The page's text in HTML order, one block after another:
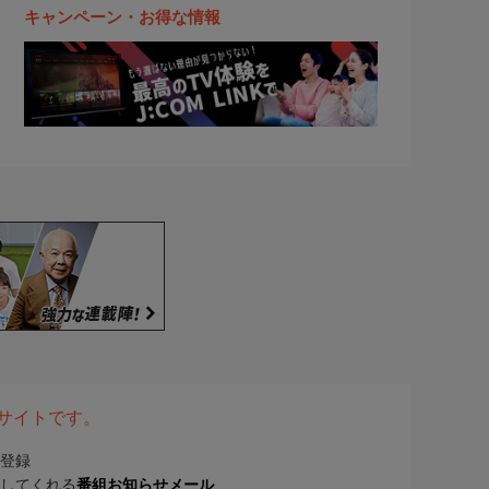
キャンペーン・お得な情報
イトです。
録
てくれる番組お知らせメール